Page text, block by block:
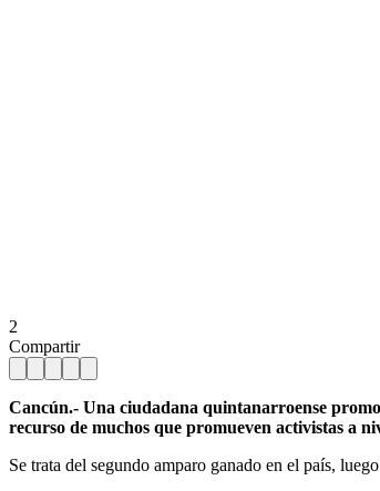
2
Compartir
Cancún.- Una ciudadana quintanarroense
recurso de muchos que promueven activistas a
Se trata del segundo amparo ganado en el país,